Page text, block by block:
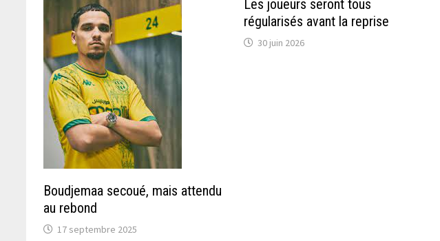
Boudjemaa secoué, mais attendu
au rebond
17 septembre 2025
Les joueurs seront tous
régularisés avant la reprise
30 juin 2026